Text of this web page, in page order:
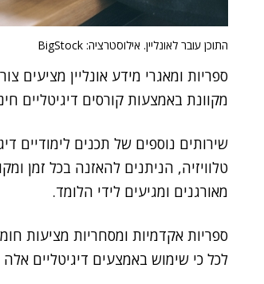
התוכן עובר לאונליין. אילוסטרציה: BigStock
ספריות ומאגרי מידע אונליין מציעים
מקוונת באמצעות קורסים דיגיטליים
שירותים נוספים של תכנים לימודיים
טלוויזיה, הניתנים להאזנה בכל זמן
מאורגנים ומגיעים לידי הלומד.
ספריות אקדמיות ומסחריות מציעות
לכל כי שימוש באמצעים דיגיטליים